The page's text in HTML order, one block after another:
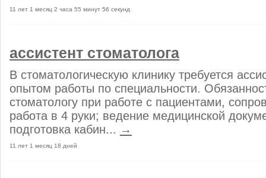
11 лет 1 месяц 2 часа 55 минут 56 секунд
ассистент стоматолога
В стоматологическую клинику требуется
опытом работы по специальности.
стоматологу при работе с пациентами,
работа в 4 руки; ведение медицинской
подготовка кабин... →
11 лет 1 месяц 18 дней